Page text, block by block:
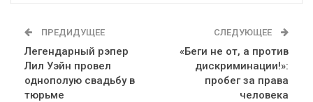
ПРЕДИДУЩЕЕ
Легендарный рэпер
Лил Уэйн провел
однополую свадьбу в
тюрьме
СЛЕДУЮЩЕЕ
«Беги не от, а против
дискриминации!»:
пробег за права
человека